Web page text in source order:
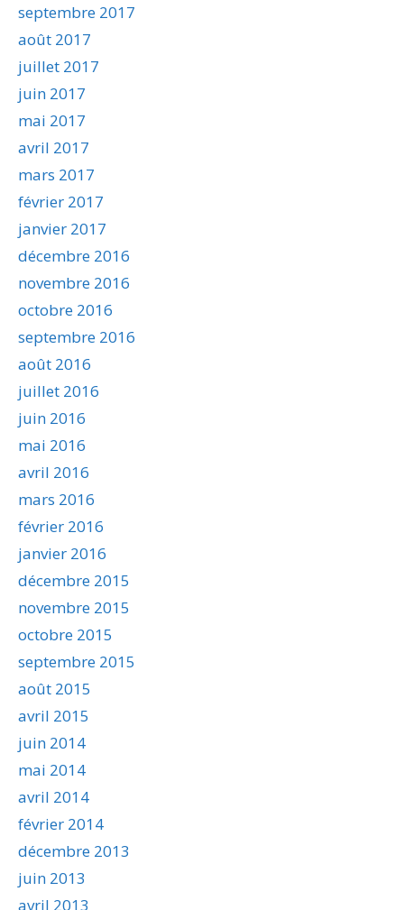
septembre 2017
août 2017
juillet 2017
juin 2017
mai 2017
avril 2017
mars 2017
février 2017
janvier 2017
décembre 2016
novembre 2016
octobre 2016
septembre 2016
août 2016
juillet 2016
juin 2016
mai 2016
avril 2016
mars 2016
février 2016
janvier 2016
décembre 2015
novembre 2015
octobre 2015
septembre 2015
août 2015
avril 2015
juin 2014
mai 2014
avril 2014
février 2014
décembre 2013
juin 2013
avril 2013